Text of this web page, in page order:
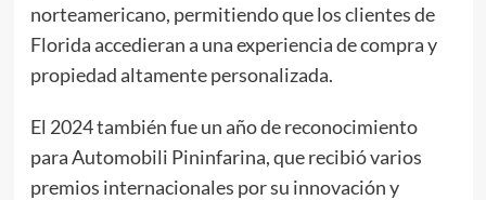
norteamericano, permitiendo que los clientes de
Florida accedieran a una experiencia de compra y
propiedad altamente personalizada.
El 2024 también fue un año de reconocimiento
para Automobili Pininfarina, que recibió varios
premios internacionales por su innovación y